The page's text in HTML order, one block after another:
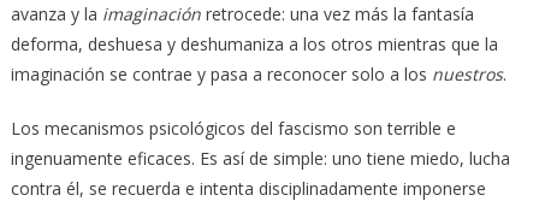
avanza y la imaginaciónretrocede: una vez más la fantasía
deforma, deshuesa y deshumaniza a los otros mientras que la
imaginación se contrae y pasa a reconocer solo a los nuestros.
Los mecanismos psicológicos del fascismo son terrible e
ingenuamente eficaces. Es así de simple: uno tiene miedo, lucha
contra él, se recuerda e intenta disciplinadamente imponerse